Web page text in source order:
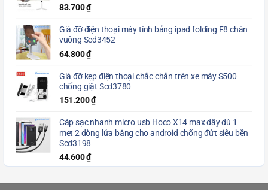
83.700₫
Giá đỡ điện thoại máy tính bảng ipad folding F8 chân
vuông Scd3452
64.800₫
Giá đỡ kẹp điện thoại chắc chắn trên xe máy S500
chống giật Scd3780
151.200₫
Cáp sạc nhanh micro usb Hoco X14 max dây dù 1
met 2 dòng lửa băng cho android chống đứt siêu bền
Scd3198
44.600₫